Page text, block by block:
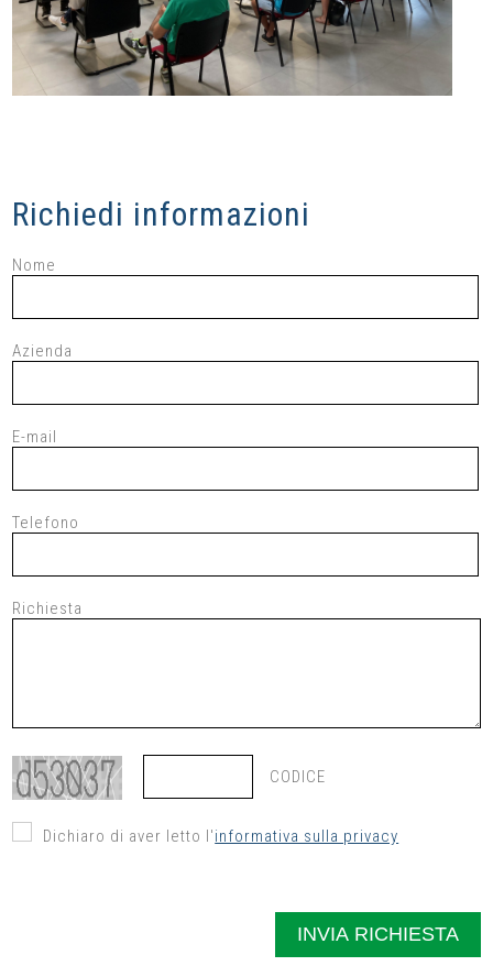
Richiedi informazioni
Nome
Azienda
E-mail
Telefono
Richiesta
CODICE
Dichiaro di aver letto l'informativa sulla privacy